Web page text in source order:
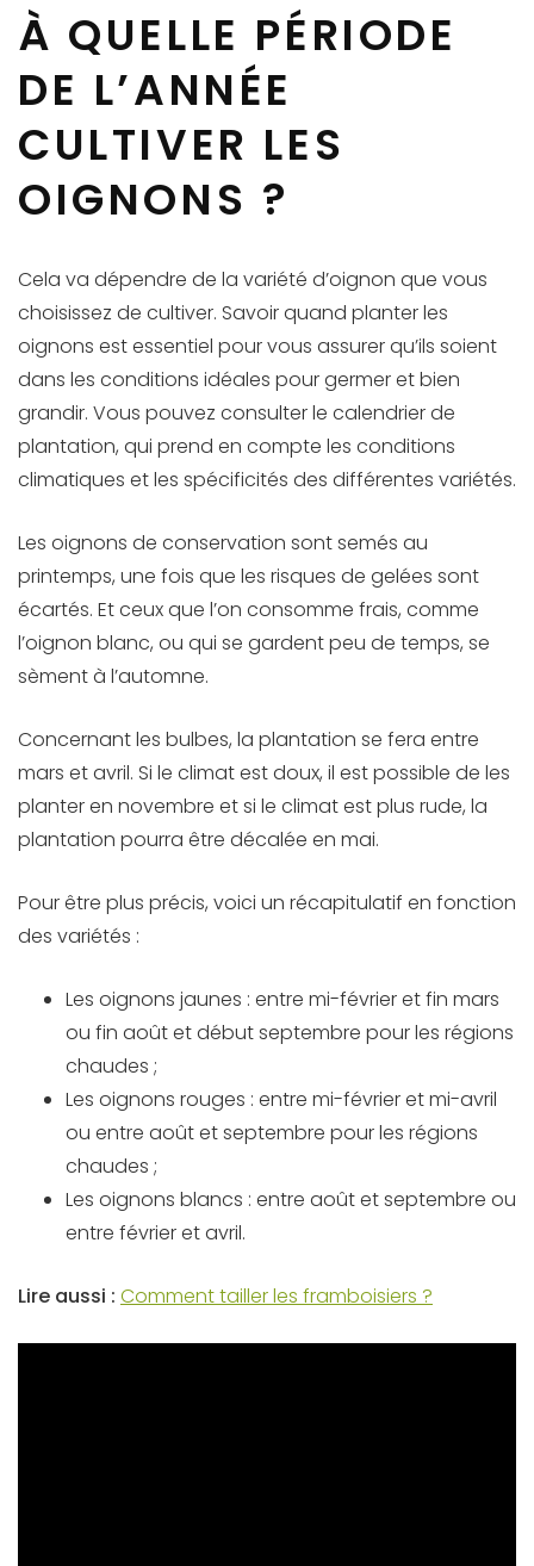
À QUELLE PÉRIODE
DE L’ANNÉE
CULTIVER LES
OIGNONS ?
Cela va dépendre de la variété d’oignon que vous
choisissez de cultiver. Savoir quand planter les
oignons est essentiel pour vous assurer qu’ils soient
dans les conditions idéales pour germer et bien
grandir. Vous pouvez consulter le calendrier de
plantation, qui prend en compte les conditions
climatiques et les spécificités des différentes variétés.
Les oignons de conservation sont semés au
printemps, une fois que les risques de gelées sont
écartés. Et ceux que l’on consomme frais, comme
l’oignon blanc, ou qui se gardent peu de temps, se
sèment à l’automne.
Concernant les bulbes, la plantation se fera entre
mars et avril. Si le climat est doux, il est possible de les
planter en novembre et si le climat est plus rude, la
plantation pourra être décalée en mai.
Pour être plus précis, voici un récapitulatif en fonction
des variétés :
Les oignons jaunes : entre mi-février et fin mars
ou fin août et début septembre pour les régions
chaudes ;
Les oignons rouges : entre mi-février et mi-avril
ou entre août et septembre pour les régions
chaudes ;
Les oignons blancs : entre août et septembre ou
entre février et avril.
Lire aussi : Comment tailler les framboisiers ?